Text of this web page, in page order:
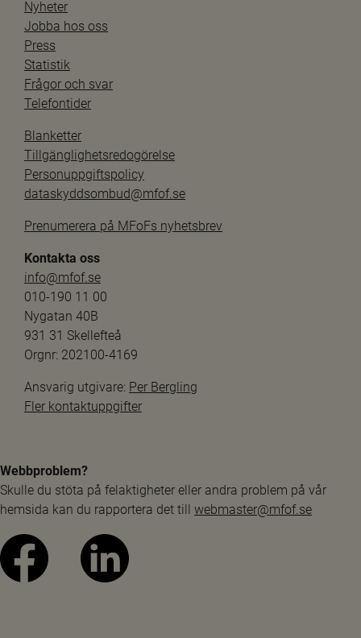
Nyheter
Jobba hos oss
Press
Statistik
Frågor och svar
Telefontider
Blanketter
Tillgänglighetsredogörelse
Personuppgiftspolicy
dataskyddsombud@mfof.se
Prenumerera på MFoFs nyhetsbrev
Kontakta oss
info@mfof.se
010-190 11 00
Nygatan 40B
931 31 Skellefteå
Orgnr: 202100-4169
Ansvarig utgivare: Per Bergling
Fler kontaktuppgifter
Webbproblem?
Skulle du stöta på felaktigheter eller andra problem på vår
hemsida kan du rapportera det till webmaster@mfof.se